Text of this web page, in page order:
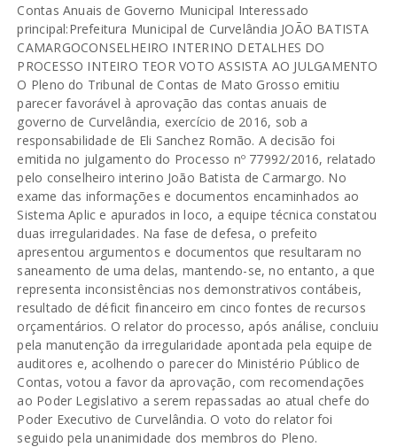
Contas Anuais de Governo Municipal Interessado
principal:Prefeitura Municipal de Curvelândia JOÃO BATISTA
CAMARGOCONSELHEIRO INTERINO DETALHES DO
PROCESSO INTEIRO TEOR VOTO ASSISTA AO JULGAMENTO
O Pleno do Tribunal de Contas de Mato Grosso emitiu
parecer favorável à aprovação das contas anuais de
governo de Curvelândia, exercício de 2016, sob a
responsabilidade de Eli Sanchez Romão. A decisão foi
emitida no julgamento do Processo nº 77992/2016, relatado
pelo conselheiro interino João Batista de Carmargo. No
exame das informações e documentos encaminhados ao
Sistema Aplic e apurados in loco, a equipe técnica constatou
duas irregularidades. Na fase de defesa, o prefeito
apresentou argumentos e documentos que resultaram no
saneamento de uma delas, mantendo-se, no entanto, a que
representa inconsistências nos demonstrativos contábeis,
resultado de déficit financeiro em cinco fontes de recursos
orçamentários. O relator do processo, após análise, concluiu
pela manutenção da irregularidade apontada pela equipe de
auditores e, acolhendo o parecer do Ministério Público de
Contas, votou a favor da aprovação, com recomendações
ao Poder Legislativo a serem repassadas ao atual chefe do
Poder Executivo de Curvelândia. O voto do relator foi
seguido pela unanimidade dos membros do Pleno.